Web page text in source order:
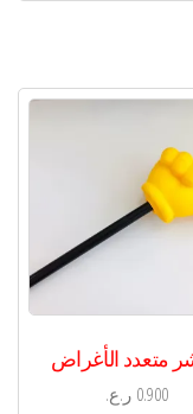
متعدد الأغراض
0.900 ر.ع.